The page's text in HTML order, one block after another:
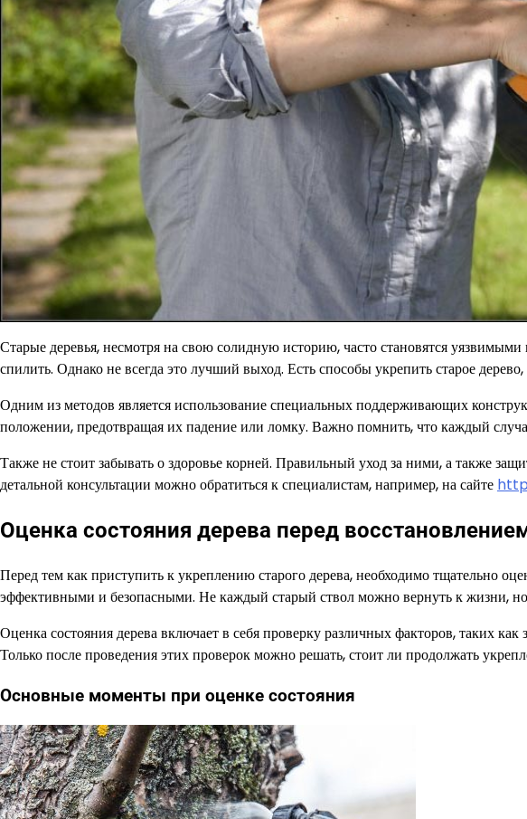
Старые деревья, несмотря на свою солидную историю, часто становятся
спилить. Однако не всегда это лучший выход. Есть способы укрепить старое
Одним из методов является использование специальных поддерживающих
положении, предотвращая их падение или ломку. Важно помнить, что каждый
Также не стоит забывать о здоровье корней. Правильный уход за ними, а также
детальной консультации можно обратиться к специалистам, например, на сайте
Оценка состояния дерева перед
Перед тем как приступить к укреплению старого дерева, необходимо тщательно
эффективными и безопасными. Не каждый старый ствол можно вернуть к жизни,
Оценка состояния дерева включает в себя проверку различных факторов, таких
Только после проведения этих проверок можно решать, стоит ли продолжать
Основные моменты при оценке состояния